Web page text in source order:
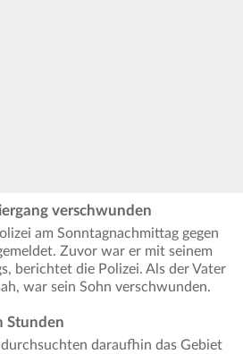
verschwunden
am Sonntagnachmittag gegen
Zuvor war er mit seinem
berichtet die Polizei. Als der Vater
war sein Sohn verschwunden.
Stunden
daraufhin das Gebiet